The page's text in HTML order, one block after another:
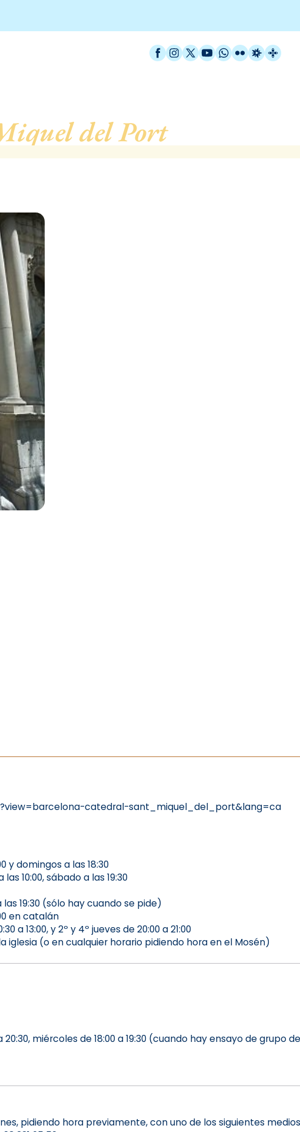
Facebook
Instagram
X / Twitter
YouTube
WhatsApp
FlickrRadio
del Port, de
catedral-sant_miquel_del_port&lang=ca
y domingos a las 18:30
10:00, sábado a las 19:30
las 19:30 (sólo hay cuando se pide)
en catalán
a 13:00, y 2º y 4º jueves de 20:00 a 21:00
la iglesia (o en cualquier horario pidiendo hora en el Mosén)
20:30, miércoles de 18:00 a 19:30 (cuando hay ensayo de grupo
pidiendo hora previamente, con uno de los siguientes